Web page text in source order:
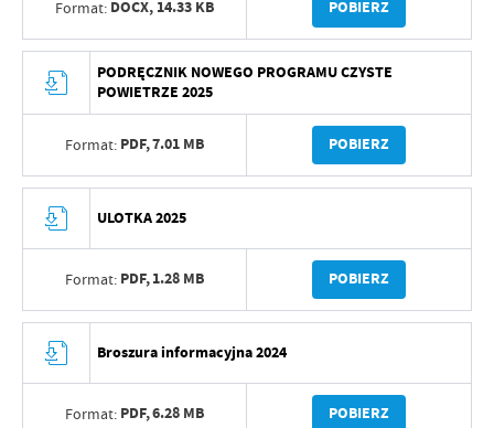
Format: DOCX, 14.33 KB POBIERZ
PODRĘCZNIK NOWEGO PROGRAMU CZYSTE
POWIETRZE 2025
Format: PDF,7.01 MB POBIERZ
ULOTKA 2025
Format: PDF,1.28 MB POBIERZ
Broszura informacyjna 2024
Format: PDF,6.28 MB POBIERZ